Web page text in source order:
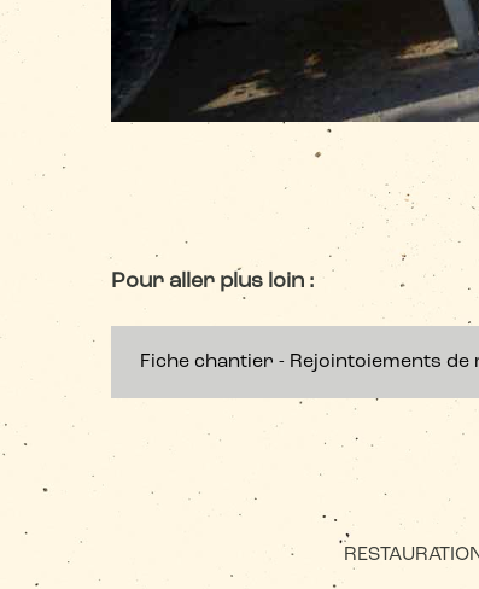
Pour aller plus loin :
Fiche chantier - Rejointoiements